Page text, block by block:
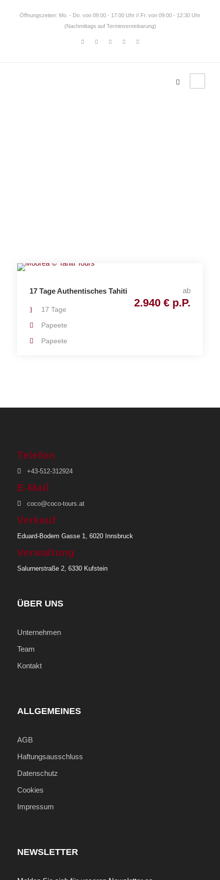
Öffnungszeiten: Mo. - Do. von 09:00 - 17:00 Uhr // Fr. von 09:00 - 12:30 Uhr
(Nachmittags auf Terminvereinbarung)
17 Tage Authentisches Tahiti ab
2.940 € p.P.
17 Tage
Papeete
Papeete
Telefon
+43-512-312924
E-Mail
coco@coco-tours.at
Verkauf
Eduard-Bodem Gasse 1, 6020 Innsbruck
Verwaltung
Salurnerstraße 2, 6330 Kufstein
ÜBER UNS
Unternehmen
Team
Kontakt
ALLGEMEINES
AGB
Haftungsausschluss
Datenschutz
Cookies
Impressum
NEWSLETTER